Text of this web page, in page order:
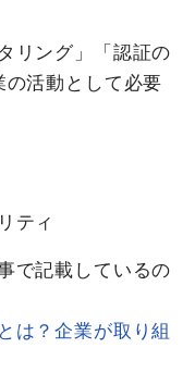
リング」「認証の
活動として必要
ティ
で記載しているの
は？企業が取り組